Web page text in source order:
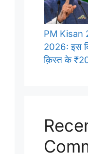
PM Kisan
2026: इस
क़िस्त के